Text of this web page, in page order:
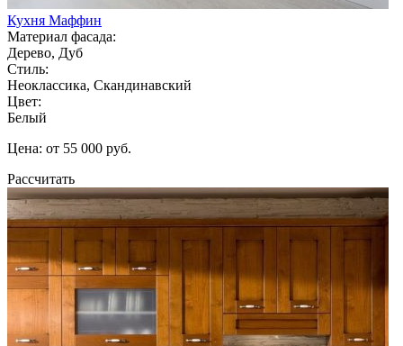
Кухня Маффин
Материал фасада:
Дерево, Дуб
Стиль:
Неоклассика, Скандинавский
Цвет:
Белый
Цена: от 55 000 руб.
Рассчитать